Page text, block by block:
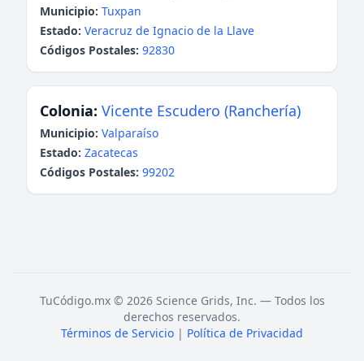
Municipio: Tuxpan
Estado: Veracruz de Ignacio de la Llave
Códigos Postales: 92830
Colonia: Vicente Escudero (Ranchería)
Municipio: Valparaíso
Estado: Zacatecas
Códigos Postales: 99202
TuCódigo.mx © 2026 Science Grids, Inc. — Todos los
derechos reservados.
Términos de Servicio | Política de Privacidad